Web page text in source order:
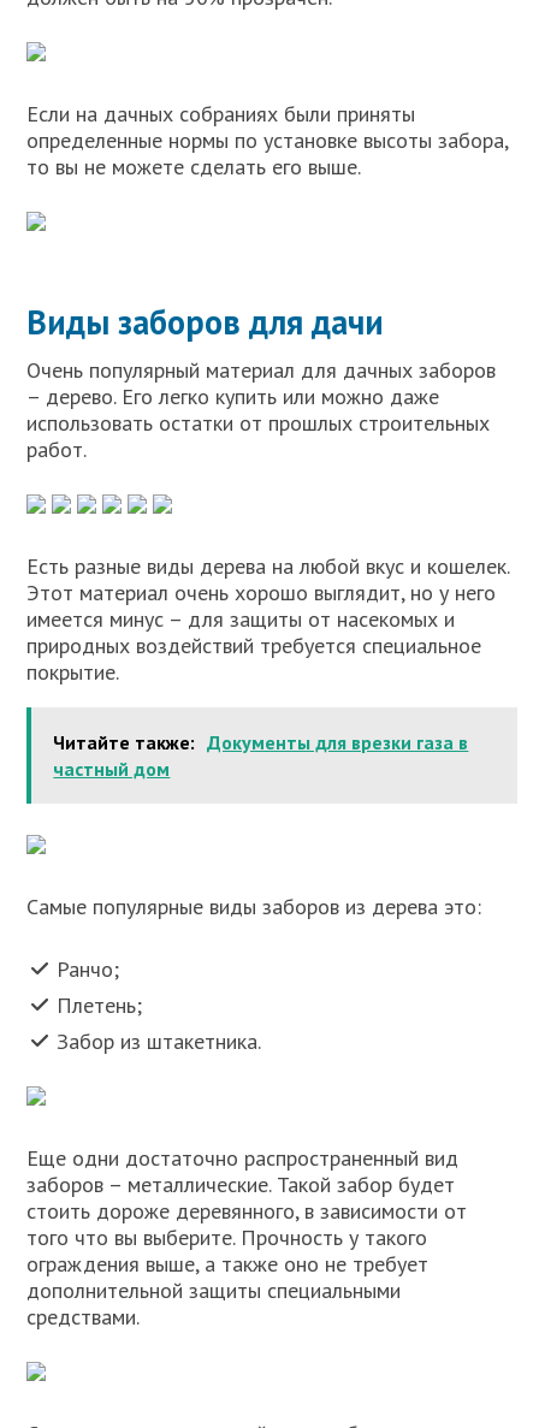
Если на дачных собраниях были приняты
определенные нормы по установке высоты забора,
то вы не можете сделать его выше.
Виды заборов для дачи
Очень популярный материал для дачных заборов
– дерево. Его легко купить или можно даже
использовать остатки от прошлых строительных
работ.
Есть разные виды дерева на любой вкус и кошелек.
Этот материал очень хорошо выглядит, но у него
имеется минус – для защиты от насекомых и
природных воздействий требуется специальное
покрытие.
Читайте также: Документы для врезки газа в
частный дом
Самые популярные виды заборов из дерева это:
Ранчо;
Плетень;
Забор из штакетника.
Еще одни достаточно распространенный вид
заборов – металлические. Такой забор будет
стоить дороже деревянного, в зависимости от
того что вы выберите. Прочность у такого
ограждения выше, а также оно не требует
дополнительной защиты специальными
средствами.